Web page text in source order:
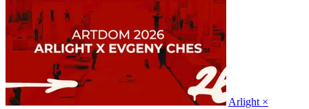
Arlight ×